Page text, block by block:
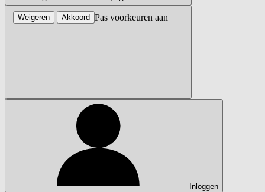
Inloggen
Pas voorkeuren aan
Weigeren Akkoord